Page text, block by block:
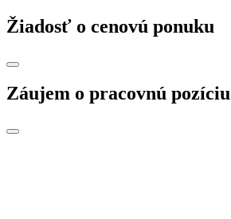
Žiadosť o cenovú ponuku
Záujem o pracovnú pozíciu